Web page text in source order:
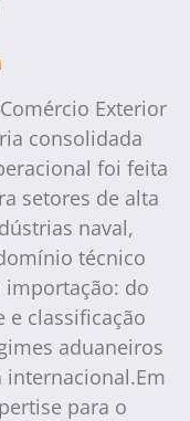
Exterior
consolidada
foi feita
setores de alta
naval,
técnico
importação: do
e classificação
aduaneiros
internacional.Em
para o